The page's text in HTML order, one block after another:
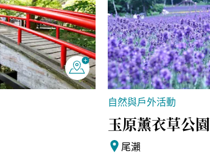
自然與戶外活動
玉原薰衣草公園
尾瀨